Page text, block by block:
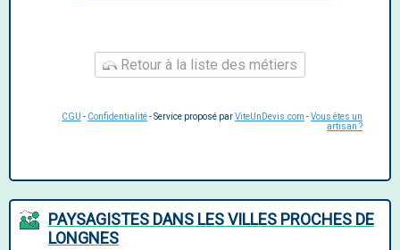
Retour à la liste des métiers
CGU - Confidentialité- Service proposé parViteUnDevis.com -Vous êtes un
artisan ?
PAYSAGISTES DANS LES VILLES PROCHES DE
LONGNES